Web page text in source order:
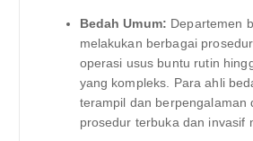
Bedah Umum: Departemen
melakukan berbagai
operasi usus buntu rutin
yang kompleks. Para ahli
terampil dan berpengalaman
prosedur terbuka dan invasif